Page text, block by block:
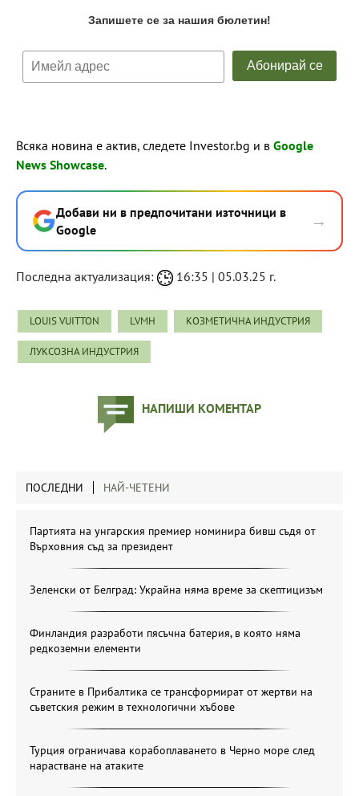
Всяка новина е актив, следете Investor.bg и в Google
News Showcase.
Добави ни в предпочитани източници в
Google
→
Последна актуализация: 16:35 | 05.03.25 г.
LOUIS VUITTON LVMH КОЗМЕТИЧНА ИНДУСТРИЯ
ЛУКСОЗНА ИНДУСТРИЯ
НАПИШИ КОМЕНТАР
ПОСЛЕДНИ НАЙ-ЧЕТЕНИ
Партията на унгарския премиер номинира бивш съдя от
Върховния съд за президент
Зеленски от Белград: Украйна няма време за скептицизъм
Финландия разработи пясъчна батерия, в която няма
редкоземни елементи
Страните в Прибалтика се трансформират от жертви на
съветския режим в технологични хъбове
Турция ограничава корабоплаването в Черно море след
нарастване на атаките